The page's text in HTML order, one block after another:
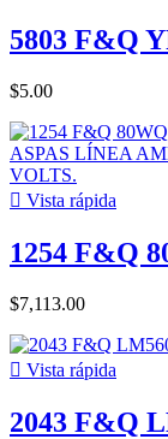
5803 F&Q
$5.00
 Vista rápida
1254 F&Q
$7,113.00
 Vista rápida
2043 F&Q